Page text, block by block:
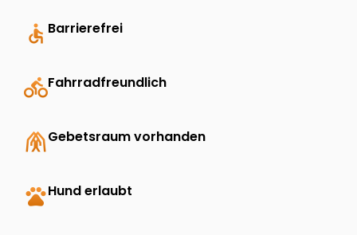
accessible Barrierefrei
directions_bikeFahrradfreundlich
folded_handsGebetsraum vorhanden
petsHund erlaubt